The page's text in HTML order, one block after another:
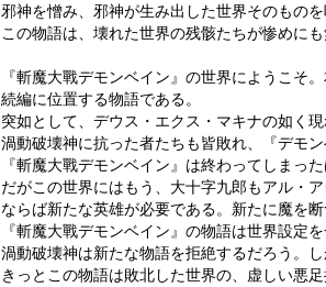
邪神を憎み、邪神が生み出した世界そのもの
この物語は、壊れた世界の残骸たちが惨めに
『斬魔大戰デモンベイン』の世界にようこそ
続編に位置する物語である。
突如として、デウス・エクス・マキナの如く
渦動破壊神に抗った者たちも皆敗れ、『デモ
『斬魔大戰デモンベイン』は終わってしまっ
だがこの世界にはもう、大十字九郎もアル・
ならば新たな英雄が必要である。新たに魔を
『斬魔大戰デモンベイン』の物語は世界設定
渦動破壊神は新たな物語を拒絶するだろう。
きっとこの物語は敗北した世界の、虚しい悪足